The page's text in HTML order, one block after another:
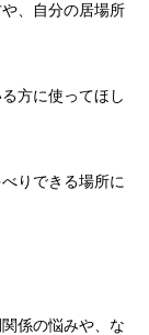
、自分の居場所
方に使ってほし
りできる場所に
係の悩みや、な